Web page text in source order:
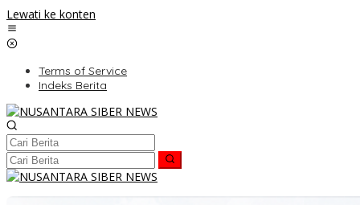
Lewati ke konten
Terms of Service
Indeks Berita